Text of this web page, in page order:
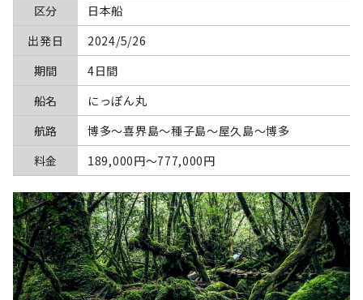
区分
日本船
出発日
2024/5/26
期間
4日間
船名
にっぽん丸
航路
博多～喜界島～種子島～屋久島～博多
料金
189,000円〜777,000円